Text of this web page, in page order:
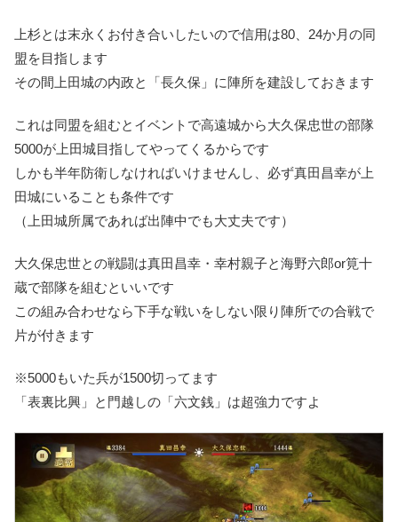
上杉とは末永くお付き合いしたいので信用は80、24か月の同
盟を目指します
その間上田城の内政と
「長久保」 に陣所を建設しておきます
これは同盟を組むとイベントで高遠城から大久保忠世の部隊
5000が上田城目指してやってくるからです
しかも半年防衛しなければいけませんし、必ず真田昌幸が上
田城にいることも条件です
（上田城所属であれば出陣中でも大丈夫です）
大久保忠世との戦闘は真田昌幸・幸村親子と海野六郎or筧十
蔵で部隊を組むといいです
この組み合わせなら下手な戦いをしない限り陣所での合戦で
片が付きます
※5000もいた兵が1500切ってます
「表裏比興」と門越しの「六文銭」は超強力ですよ